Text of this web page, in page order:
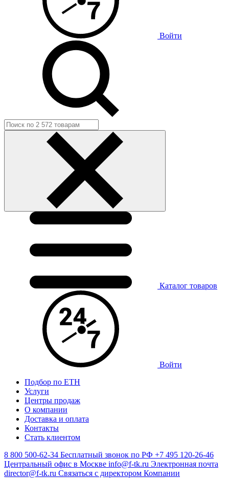
Войти
Каталог товаров
Войти
Подбор по ЕТН
Услуги
Центры продаж
О компании
Доставка и оплата
Контакты
Стать клиентом
8 800 500-62-34 Бесплатный звонок по РФ +7 495 120-26-46
Центральный офис в Москве info@f-tk.ru Электронная почта
director@f-tk.ru Связаться с директором Компании